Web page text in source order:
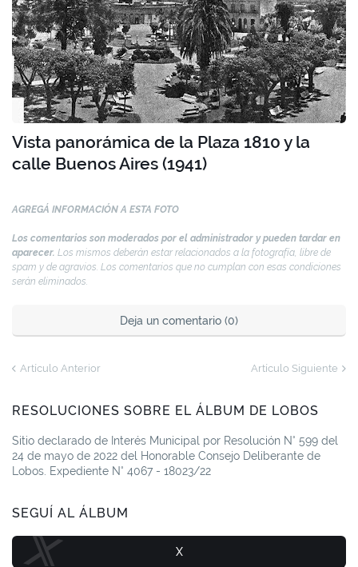
Vista panorámica de la Plaza 1810 y la
calle Buenos Aires (1941)
AGREGÁ INFORMACIÓN A ESTA FOTO
Los comentarios son moderados por el administrador y pueden tardar en
aparecer. Los mismos deberán estar relacionados a la fotografía, libre de
spam y de agravios. Los comentarios que no cumplan con esas condiciones
serán eliminados.
Deja un comentario (0)
Artículo Anterior Artículo Siguiente
RESOLUCIONES SOBRE EL ÁLBUM DE LOBOS
Sitio declarado de Interés Municipal por Resolución N° 599 del
24 de mayo de 2022 del Honorable Consejo Deliberante de
Lobos. Expediente N° 4067 - 18023/22
SEGUÍ AL ÁLBUM
X